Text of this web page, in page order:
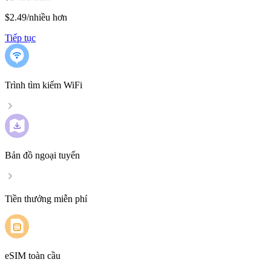
$2.49/nhiều hơn
Tiếp tục
Trình tìm kiếm WiFi
Bản đồ ngoại tuyến
Tiền thưởng miễn phí
eSIM toàn cầu